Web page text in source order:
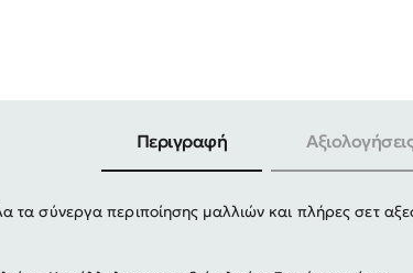
Περιγραφή
τα σύνεργα περιποίησης μαλλιών και πλήρες σετ